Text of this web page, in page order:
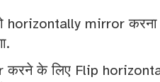
horizontally mirror
करने के लिए Flip